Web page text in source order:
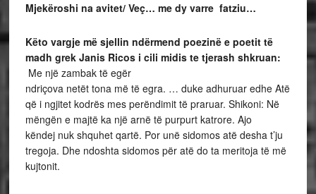
Mjekëroshi na avitet/ Veç… me dy varre fatziu…
Këto vargje më sjellin ndërmend poezinë e poetit të
madh grek Janis Ricos i cili midis te tjerash shkruan:
Me një zambak të egër
ndriçova netët tona më të egra. … duke adhuruar edhe Atë
që i ngjitet kodrës mes perëndimit të praruar. Shikoni: Në
mëngën e majtë ka një arnë të purpurt katrore. Ajo
këndej nuk shquhet qartë. Por unë sidomos atë desha t’ju
tregoja. Dhe ndoshta sidomos për atë do ta meritoja të më
kujtonit.